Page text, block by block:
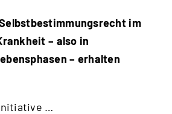
im
– also in
– erhalten
…